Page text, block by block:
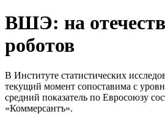
ВШЭ: на
роботов
В Институте статистических
текущий момент сопоставима с
средний показатель по Евросоюзу
«Коммерсантъ».